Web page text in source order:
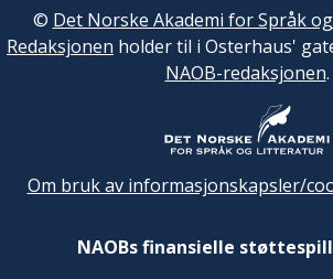
© Det Norske Akademi for Språk
Redaksjonen holder til i Osterhaus'
NAOB-redaksjonen.
Om bruk av informasjonskapsler/
NAOBs finansielle